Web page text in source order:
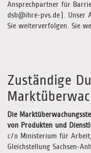
Ansprechpartner für
dsb@ihre-pvs.de). Unser
Sie weiterverfolgen. Sie
Zuständige
Die
von Produkten und
c/o Ministerium für
Gleichstellung Sachsen-